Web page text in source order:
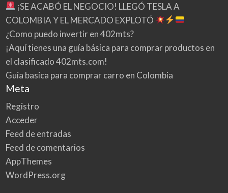
¡SE ACABÓ EL NEGOCIO! LLEGÓ TESLA A
COLOMBIA Y EL MERCADO EXPLOTÓ
¿Como puedo invertir en 402mts?
¡Aquí tienes una guía básica para comprar productos en
el clasificado 402mts.com!
Guia basica para comprar carro en Colombia
Meta
Registro
Acceder
Feed de entradas
Feed de comentarios
AppThemes
WordPress.org